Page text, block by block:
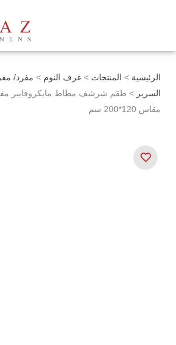
الرئيسية > المنتجات > غرف النوم > مفرد/
السرير > طقم شرشف مطاط مايكروفايبر
مقاس 120*200 سم